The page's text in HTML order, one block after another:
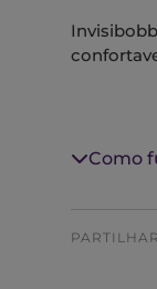
Como